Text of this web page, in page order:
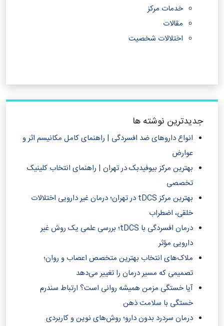
خدمات مرکز
مقالات
اختلالات شخصیت
جدیدترین نوشته ها
انواع داروهای ضد افسردگی | راهنمای کامل مکانیسم اثر و
عوارض
بهترین مرکز بیوفیدبک در تهران | راهنمای انتخاب کلینیک
تخصصی
بهترین مرکز tDCS در تهران؛ درمان غیر دارویی اختلالات
خلقی، اضطراب
درمان افسردگی با tDCS؛ بررسی علمی یک روش غیر
دارویی مؤثر
ملاک‌های انتخاب بهترین متخصص اعصاب و روان؛
تصمیمی که مسیر درمان را تغییر می‌دهد
آیا خستگی مزمن همیشه روانی است؟ ارتباط سندرم
خستگی با سلامت ذهن
درمان سردرد بدون دارو؛ روش‌های نوین و کاربردی